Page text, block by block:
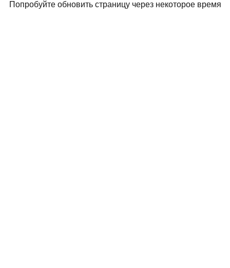
Попробуйте обновить страницу через некоторое время